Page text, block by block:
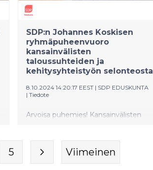
SDP:n Johannes Koskisen
ryhmäpuheenvuoro
kansainvälisten
taloussuhteiden ja
kehitysyhteistyön selonteosta
8.10.2024 14:20:17 EEST | SDP EDUSKUNTA
| Tiedote
Arvoisa puhemies! Kansainvälisten
Valmistelussa ei ole ollut mukana
parlamentaarista seurantaa, kuten
5 Viimeinen